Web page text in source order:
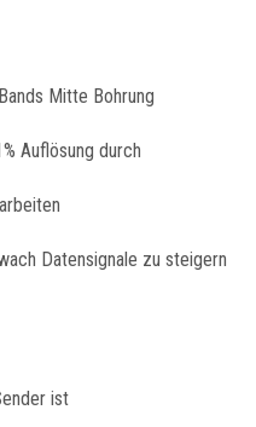
Mitte Bohrung
Auflösung durch
Datensignale zu steigern
ist